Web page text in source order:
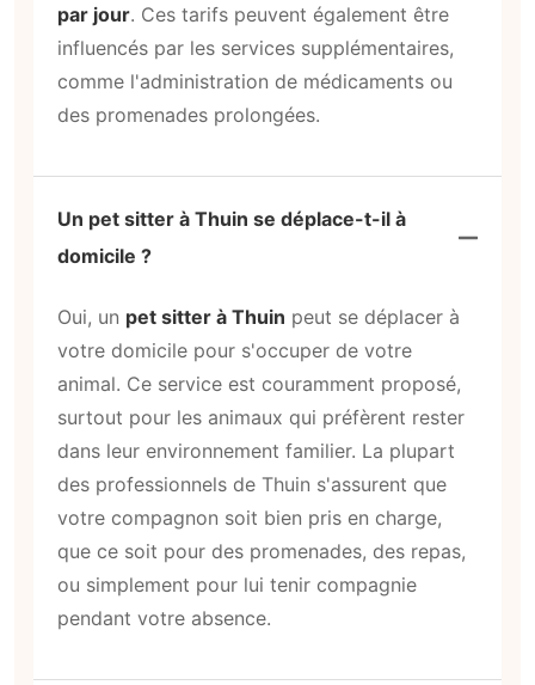
par jour. Ces tarifs peuvent également être
influencés par les services supplémentaires,
comme l'administration de médicaments ou
des promenades prolongées.
Un pet sitter à Thuin se déplace-t-il à
domicile ?
Oui, un pet sitter à Thuin peut se déplacer à
votre domicile pour s'occuper de votre
animal. Ce service est couramment proposé,
surtout pour les animaux qui préfèrent rester
dans leur environnement familier. La plupart
des professionnels de Thuin s'assurent que
votre compagnon soit bien pris en charge,
que ce soit pour des promenades, des repas,
ou simplement pour lui tenir compagnie
pendant votre absence.